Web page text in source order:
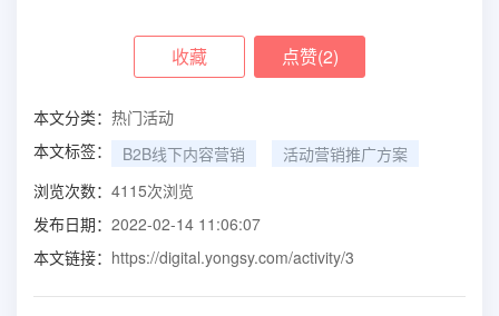
收藏 点赞(2)
本文分类： 热门活动
本文标签：
B2B线下内容营销
活动营销推广方案
浏览次数： 4115次浏览
发布日期： 2022-02-14 11:06:07
本文链接： https://digital.yongsy.com/activity/3